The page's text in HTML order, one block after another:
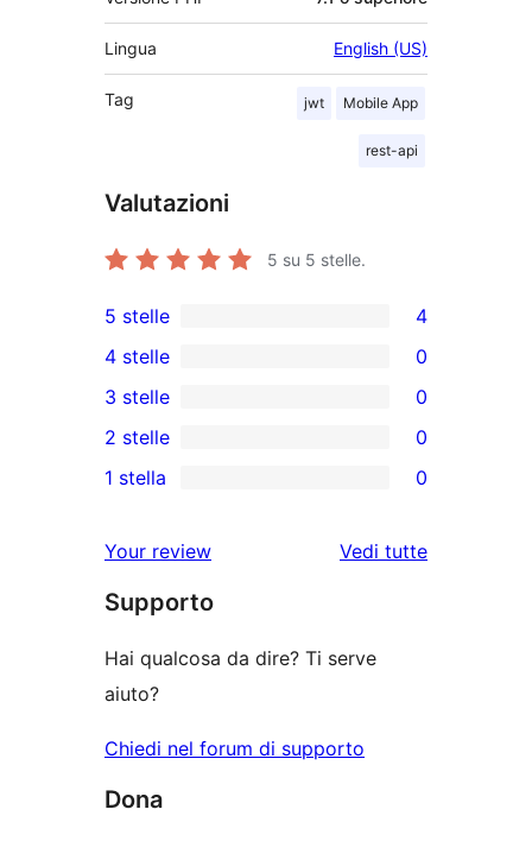
Lingua English (US)
Tag jwt Mobile App
rest-api
Valutazioni
5 su 5 stelle.
4
recensioni
a
5-
stelle
5 stelle 4
recensioni
a
4-
4 stelle 0
0
recensioni
a
stelle
3 stelle 0
recensioni
2-
stelle
2 stelle 0
a
1-
1 stella 0
Your review Vedi tuttele
Supporto
Hai qualcosa da dire? Ti serve
aiuto?
Chiedi nel forum di supporto
Dona